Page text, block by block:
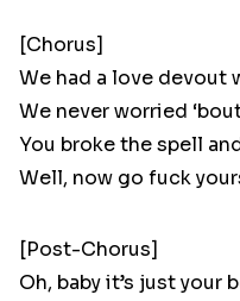
[Chorus]
We had a love devout
We never worried
You broke the spell
Well, now go fuck
[Post-Chorus]
Oh, baby it’s just your